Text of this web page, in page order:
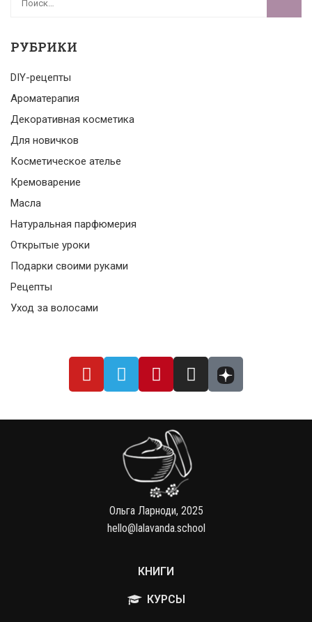
РУБРИКИ
DIY-рецепты
Ароматерапия
Декоративная косметика
Для новичков
Косметическое ателье
Кремоварение
Масла
Натуральная парфюмерия
Открытые уроки
Подарки своими руками
Рецепты
Уход за волосами
Ольга Ларноди, 2025
hello@lalavanda.school
КНИГИ
КУРСЫ